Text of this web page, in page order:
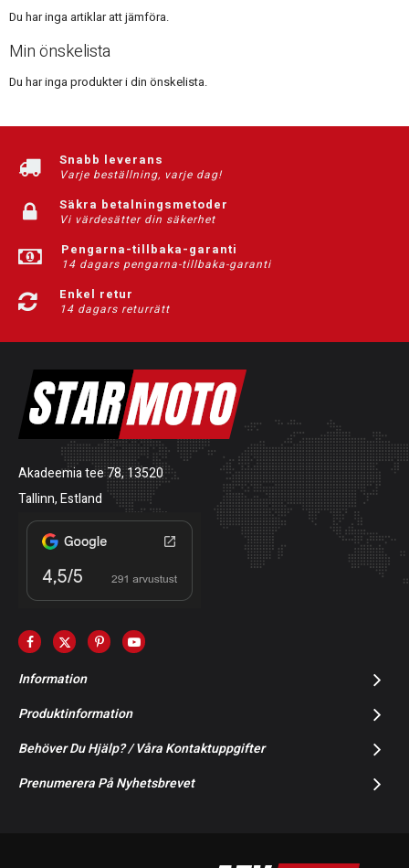
Du har inga artiklar att jämföra.
Min önskelista
Du har inga produkter i din önskelista.
Snabb leverans
Varje beställning, varje dag!
Säkra betalningsmetoder
Vi värdesätter din säkerhet
Pengarna-tillbaka-garanti
14 dagars pengarna-tillbaka-garanti
Enkel retur
14 dagars returrätt
Akadeemia tee 78, 13520
Tallinn, Estland
Information
Produktinformation
Behöver Du Hjälp? / Våra Kontaktuppgifter
Prenumerera På Nyhetsbrevet